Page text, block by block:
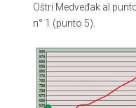
Oštri Medveđak al
n° 1 (punto 5).